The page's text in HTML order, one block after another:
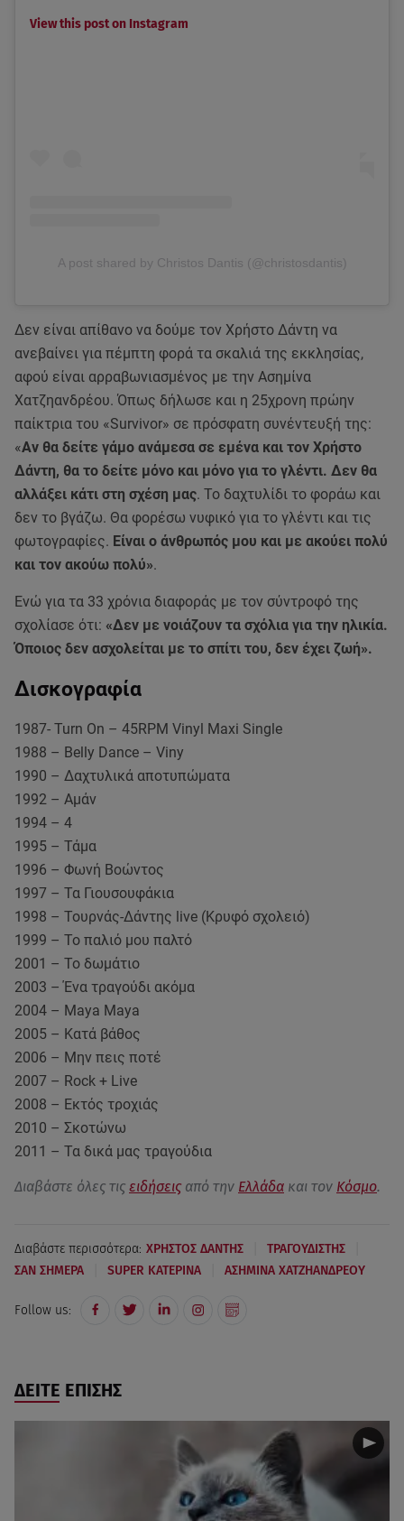
View this post on Instagram
A post shared by Christos Dantis (@christosdantis)
Δεν είναι απίθανο να δούμε τον Χρήστο Δάντη να
ανεβαίνει για πέμπτη φορά τα σκαλιά της εκκλησίας,
αφού είναι αρραβωνιασμένος με την Ασημίνα
Χατζηανδρέου. Όπως δήλωσε και η 25χρονη πρώην
παίκτρια του «Survivor» σε πρόσφατη συνέντευξή της:
«Αν θα δείτε γάμο ανάμεσα σε εμένα και τον Χρήστο
Δάντη, θα το δείτε μόνο και μόνο για το γλέντι. Δεν θα
αλλάξει κάτι στη σχέση μας. Το δαχτυλίδι το φοράω και
δεν το βγάζω. Θα φορέσω νυφικό για το γλέντι και τις
φωτογραφίες. Είναι ο άνθρωπός μου και με ακούει πολύ
και τον ακούω πολύ».
Ενώ για τα 33 χρόνια διαφοράς με τον σύντροφό της
σχολίασε ότι: «Δεν με νοιάζουν τα σχόλια για την ηλικία.
Όποιος δεν ασχολείται με το σπίτι του, δεν έχει ζωή».
Δισκογραφία
1987- Turn On – 45RPM Vinyl Maxi Single
1988 – Belly Dance – Viny
1990 – Δαχτυλικά αποτυπώματα
1992 – Αμάν
1994 – 4
1995 – Τάμα
1996 – Φωνή Βοώντος
1997 – Τα Γιουσουφάκια
1998 – Τουρνάς-Δάντης live (Κρυφό σχολειό)
1999 – Το παλιό μου παλτό
2001 – Το δωμάτιο
2003 – Ένα τραγούδι ακόμα
2004 – Maya Maya
2005 – Κατά βάθος
2006 – Μην πεις ποτέ
2007 – Rock + Live
2008 – Εκτός τροχιάς
2010 – Σκοτώνω
2011 – Τα δικά μας τραγούδια
Διαβάστε όλες τις ειδήσεις από την Ελλάδα και τον Κόσμο.
Διαβάστε περισσότερα: ΧΡΗΣΤΟΣ ΔΑΝΤΗΣ ΤΡΑΓΟΥΔΙΣΤΗΣ
ΣΑΝ ΣΗΜΕΡΑ SUPER ΚΑΤΕΡΙΝΑ ΑΣΗΜΙΝΑ ΧΑΤΖΗΑΝΔΡΕΟΥ
Follow us:
ΔΕΙΤΕ ΕΠΙΣΗΣ